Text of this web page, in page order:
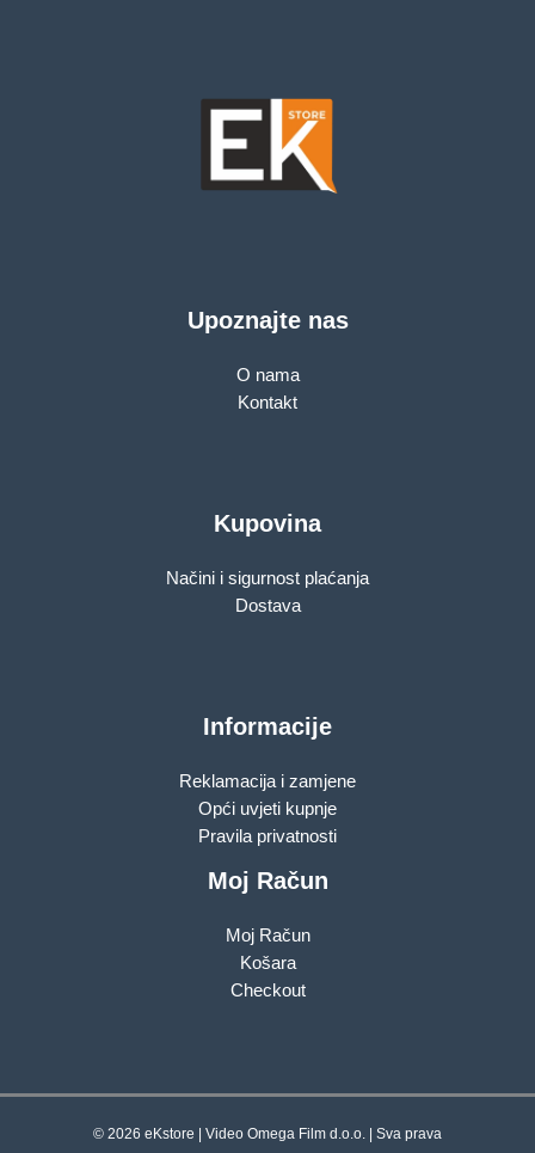
Upoznajte nas
O nama
Kontakt
Kupovina
Načini i sigurnost plaćanja
Dostava
Informacije
Reklamacija i zamjene
Opći uvjeti kupnje
Pravila privatnosti
Moj Račun
Moj Račun
Košara
Checkout
© 2026 eKstore | Video Omega Film d.o.o. | Sva prava